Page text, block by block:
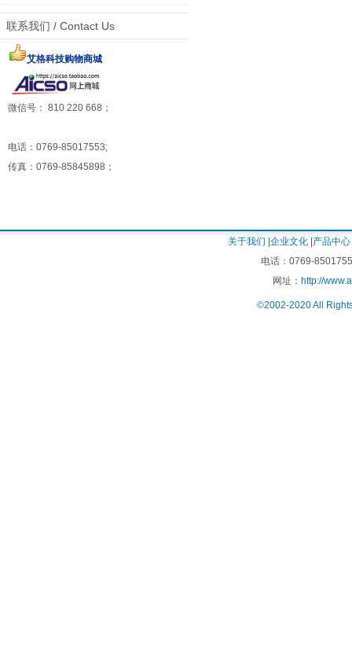
联系我们 / Contact Us
艾格科技购物商城
微信号： 810 220 668；
电话：0769-85017553;
传真：0769-85845898；
关于我们 企业文化 产品中心
电话：0769-
网址： http://
©2002-2020 All